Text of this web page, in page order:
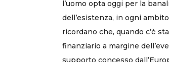
l’uomo opta oggi per la
dell’esistenza, in ogni
ricordano che, quando c’è
finanziario a margine
supporto concesso